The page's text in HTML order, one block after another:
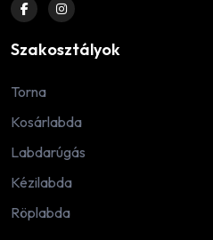
Szakosztályok
Torna
Kosárlabda
Labdarúgás
Kézilabda
Röplabda